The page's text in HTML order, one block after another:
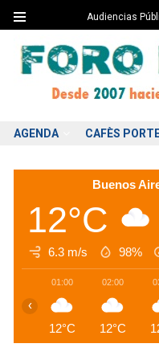
Audiencias
AGENDA CAFÈS
Buenos
12°C
6.3 m/s 98%
01:00
12°C
02:00
12°C
‹